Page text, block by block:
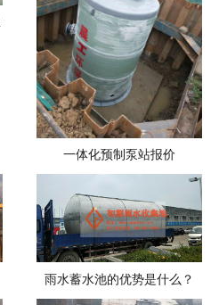
一体化预制泵站报价
雨水蓄水池的优势是什么？